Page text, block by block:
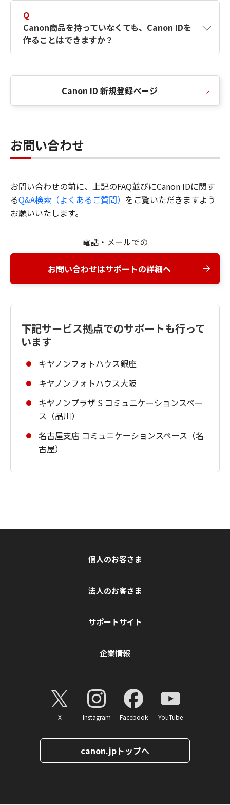
Q
Canon商品を持っていなくても、Canon IDを
作ることはできますか？
Canon ID 新規登録ページ
お問い合わせ
お問い合わせの前に、上記のFAQ並びにCanon IDに関す
るQ&A検索（よくあるご質問） をご覧いただきますよう
お願いいたします。
電話・メールでの
お問い合わせはサポートの詳細へ
下記サービス拠点でのサポートも行って
います
キヤノンフォトハウス銀座
キヤノンフォトハウス大阪
キヤノンプラザ S コミュニケーションスペー
ス（品川）
名古屋支店 コミュニケーションスペース（名
古屋）
個人のお客さま
法人のお客さま
サポートサイト
企業情報
X Instagram Facebook YouTube
canon.jpトップへ